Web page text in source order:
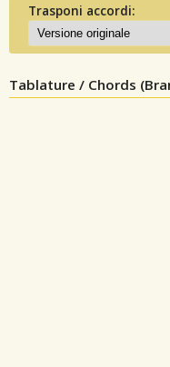
Trasponi accordi:
Tablature / Chords